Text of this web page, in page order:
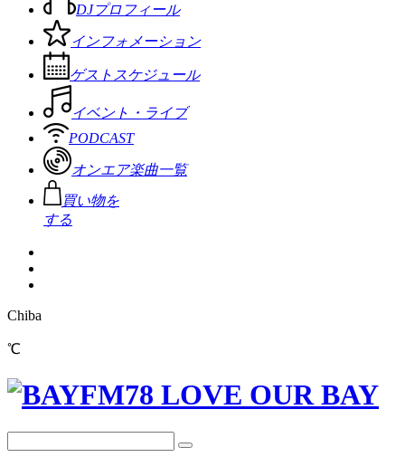
DJプロフィール
インフォメーション
ゲストスケジュール
イベント・ライブ
PODCAST
オンエア楽曲一覧
買い物を
する
Chiba
℃